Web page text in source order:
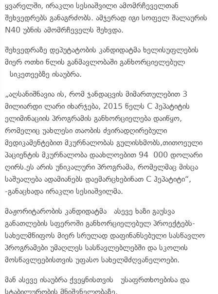
ყვარელში, ირაკლი სესიაშვილი ამომრჩეველთან
შეხვედრებს განაგრძობს. ამჯერად იგი სოფელ შალაურის
N40 უბნის ამომრჩეველს შეხვდა.
შეხვედრაზე დეპუტატობის კანდიდატმა ხელისუფლების
მიერ ოთხი წლის განმავლობაში განხორციელებულ
სიკეთეებზე ისაუბრა.
„აღსანიშნავია ის, რომ ჯანდაცვის მიმართულებით 3
მილიარდი ლარი იხარჯება, 2015 წელს C ჰეპატიტის
ელიმინაციის პროგრამის განხორციელება დაიწყო,
რომელიც უახლესი თაობის ძვირადღირებული
მედიკამენტებით მკურნალობას გულისხმობს,თითოეული
პაციენტის მკურნალობა დაახლოებით 94 000 დოლარი
ღირს.ეს არის უნიკალური პროგრამა, რომელმაც მისცა
საშუალება ადამიანებს დაემარცხებინათ C ჰეპატიტი“,
-განაცხადა ირაკლი სესიაშვილმა.
მაჟორიტარობის კანდიდატმა ასევე ხაზი გაუსვა
განათლების სფეროში განხორციელებულ პროექტებს-
სახელმწიფოს მიერ სრულად დაფინანსებული სასწავლო
პროგრამები უმაღლეს სასწავლებლებში და სკოლის
მოსწავლეებისთვის უფასო სახელმძღვანელოები.
მან ასევე ისაუბრა ქვეყნისთვის უსაფრთხოებისა და
სტაბილურობის მნიშვნელობაზე.